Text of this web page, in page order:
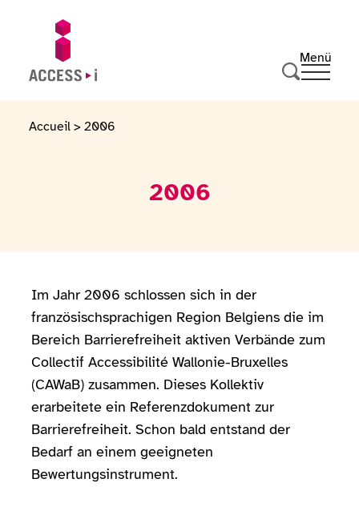
Zum Inhalt springen
Menü
Ouvrir
Accueil > 2006
2006
Im Jahr 2006 schlossen sich in der
französischsprachigen Region Belgiens die im
Bereich Barrierefreiheit aktiven Verbände zum
Collectif Accessibilité Wallonie-Bruxelles
(CAWaB) zusammen. Dieses Kollektiv
erarbeitete ein Referenzdokument zur
Barrierefreiheit. Schon bald entstand der
Bedarf an einem geeigneten
Bewertungsinstrument.